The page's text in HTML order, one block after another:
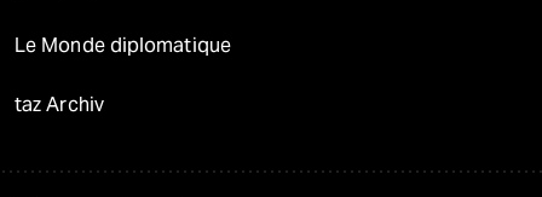
Le Monde diplomatique
taz Archiv